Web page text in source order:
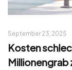
September 23, 2025
Kosten